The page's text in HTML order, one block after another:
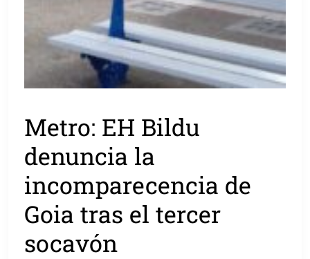
Metro: EH Bildu
denuncia la
incomparecencia de
Goia tras el tercer
socavón